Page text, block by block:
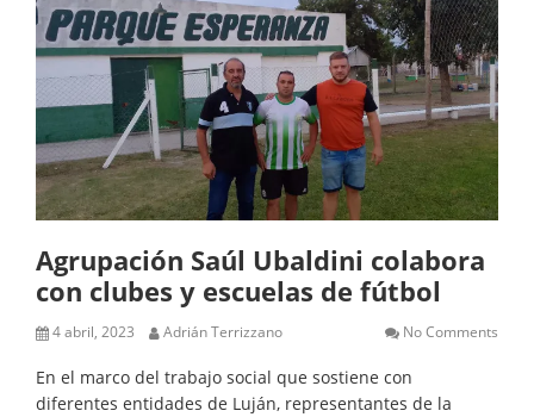
Agrupación Saúl Ubaldini colabora
con clubes y escuelas de fútbol
4 abril, 2023 Adrián Terrizzano No Comments
En el marco del trabajo social que sostiene con
diferentes entidades de Luján, representantes de la